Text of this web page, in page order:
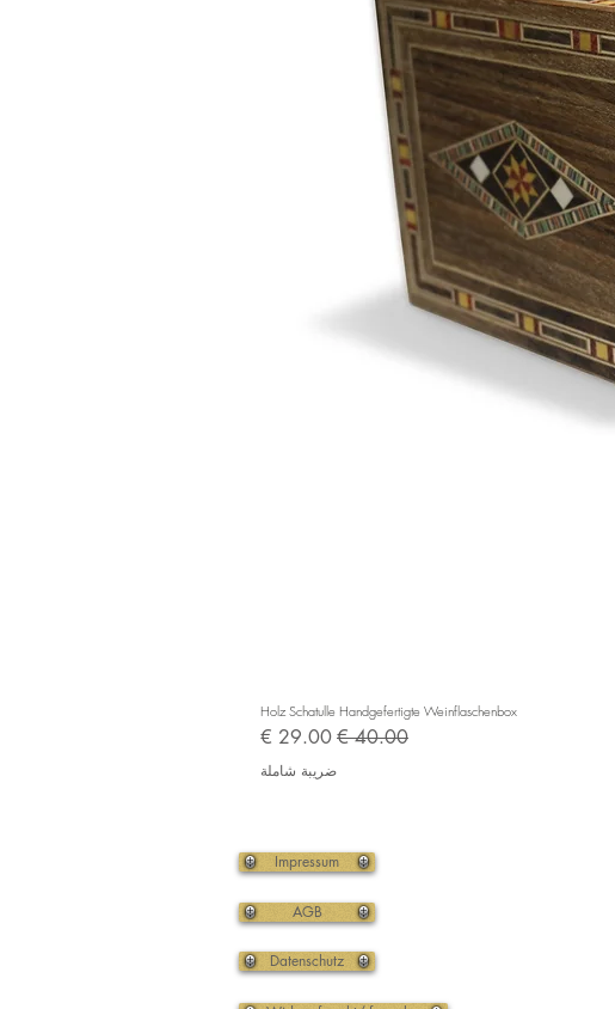
Holz Schatulle Handgefertigte Weinflaschenbox
سعر عاديسعر البيع
ضريبة شاملة
Impressum
AGB
Datenschutz